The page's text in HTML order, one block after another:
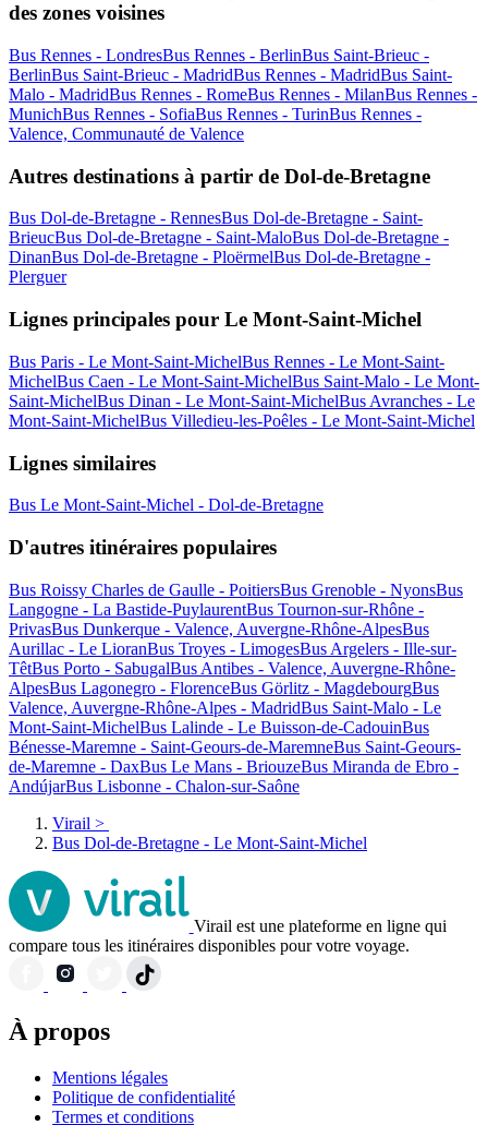
des zones voisines
Bus Rennes - LondresBus Rennes - BerlinBus Saint-Brieuc -
BerlinBus Saint-Brieuc - MadridBus Rennes - MadridBus Saint-
Malo - MadridBus Rennes - RomeBus Rennes - MilanBus Rennes -
MunichBus Rennes - SofiaBus Rennes - TurinBus Rennes -
Valence, Communauté de Valence
Autres destinations à partir de Dol-de-Bretagne
Bus Dol-de-Bretagne - RennesBus Dol-de-Bretagne - Saint-
BrieucBus Dol-de-Bretagne - Saint-MaloBus Dol-de-Bretagne -
DinanBus Dol-de-Bretagne - PloërmelBus Dol-de-Bretagne -
Plerguer
Lignes principales pour Le Mont-Saint-Michel
Bus Paris - Le Mont-Saint-MichelBus Rennes - Le Mont-Saint-
MichelBus Caen - Le Mont-Saint-MichelBus Saint-Malo - Le Mont-
Saint-MichelBus Dinan - Le Mont-Saint-MichelBus Avranches - Le
Mont-Saint-MichelBus Villedieu-les-Poêles - Le Mont-Saint-Michel
Lignes similaires
Bus Le Mont-Saint-Michel - Dol-de-Bretagne
D'autres itinéraires populaires
Bus Roissy Charles de Gaulle - PoitiersBus Grenoble - NyonsBus
Langogne - La Bastide-PuylaurentBus Tournon-sur-Rhône -
PrivasBus Dunkerque - Valence, Auvergne-Rhône-AlpesBus
Aurillac - Le LioranBus Troyes - LimogesBus Argelers - Ille-sur-
TêtBus Porto - SabugalBus Antibes - Valence, Auvergne-Rhône-
AlpesBus Lagonegro - FlorenceBus Görlitz - MagdebourgBus
Valence, Auvergne-Rhône-Alpes - MadridBus Saint-Malo - Le
Mont-Saint-MichelBus Lalinde - Le Buisson-de-CadouinBus
Bénesse-Maremne - Saint-Geours-de-MaremneBus Saint-Geours-
de-Maremne - DaxBus Le Mans - BriouzeBus Miranda de Ebro -
AndújarBus Lisbonne - Chalon-sur-Saône
Virail >
Bus Dol-de-Bretagne - Le Mont-Saint-Michel
Virail est une plateforme en ligne qui
compare tous les itinéraires disponibles pour votre voyage.
À propos
Mentions légales
Politique de confidentialité
Termes et conditions